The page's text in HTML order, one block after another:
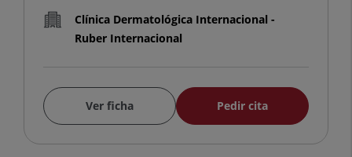
Clínica Dermatológica Internacional -
Ruber Internacional
Ver ficha Pedir cita